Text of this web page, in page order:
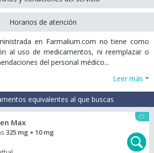
Horarios de atención
en Farmalium.com no tiene como
al uso de medicamentos, ni reemplazar o
del personal médico...
Leer más
equivalentes al que buscas
C5
Max
325 mg + 10 mg